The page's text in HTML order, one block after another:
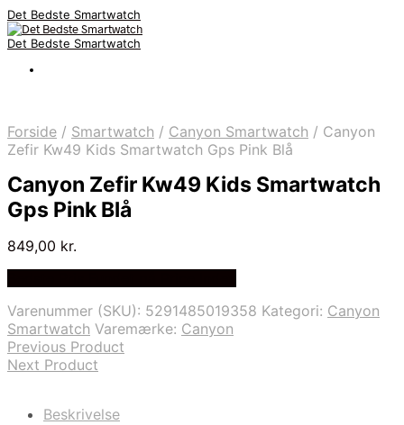
Det Bedste Smartwatch
Det Bedste Smartwatch
Forside / Smartwatch / Canyon Smartwatch / Canyon
Zefir Kw49 Kids Smartwatch Gps Pink Blå
Canyon Zefir Kw49 Kids Smartwatch
Gps Pink Blå
849,00 kr.
Varenummer (SKU): 5291485019358 Kategori: Canyon
Smartwatch Varemærke: Canyon
Previous Product
Next Product
Beskrivelse